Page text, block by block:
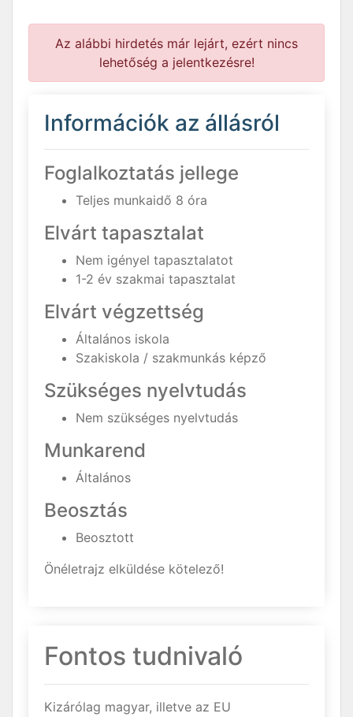
Az alábbi hirdetés már lejárt, ezért nincs
lehetőség a jelentkezésre!
Információk az állásról
Foglalkoztatás jellege
Teljes munkaidő 8 óra
Elvárt tapasztalat
Nem igényel tapasztalatot
1-2 év szakmai tapasztalat
Elvárt végzettség
Általános iskola
Szakiskola / szakmunkás képző
Szükséges nyelvtudás
Nem szükséges nyelvtudás
Munkarend
Általános
Beosztás
Beosztott
Önéletrajz elküldése kötelező!
Fontos tudnivaló
Kizárólag magyar, illetve az EU